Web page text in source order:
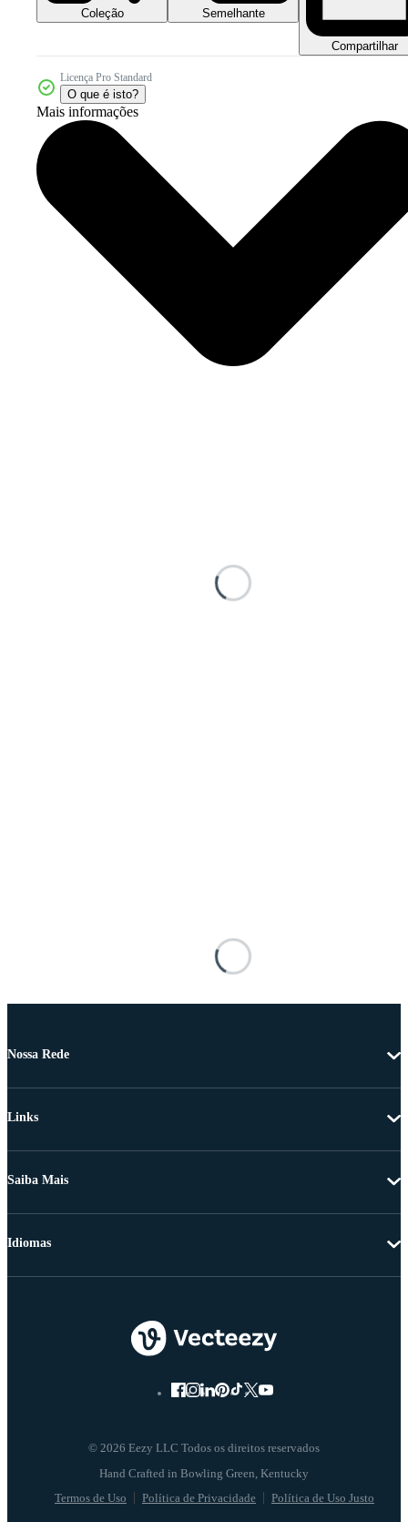
Coleção Semelhante
Compartilhar
Licença Pro Standard
O que é isto?
Mais informações
Nossa Rede
Links
Saiba Mais
© 2026 Eezy LLC Todos os direitos reservados
Termos de Uso Política de Privacidade Política de Uso Justo
Idiomas